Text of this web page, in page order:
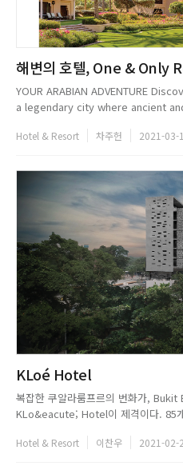
해변의 호텔, One & Only
YOUR ARABIAN ADVENTURE
a legendary city where ancient
조트다. 이곳은 마천루가 즐비한 도심
Hotel & Resort 차주헌 2021-03-
KLoé Hotel
복잡한 쿠알라룸프르의 번화가,
KLo&eacute; Hotel이 제격이다. 85
Hotel은 말레이시아의 현대 미술과 디
Hotel & Resort 이찬우 2021-02-